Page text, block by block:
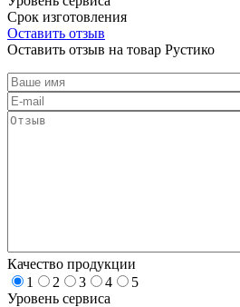
Срок изготовления
Оставить отзыв
Оставить отзыв на товар Рустико
Качество продукции
1
2 3 4
5
Уровень сервиса